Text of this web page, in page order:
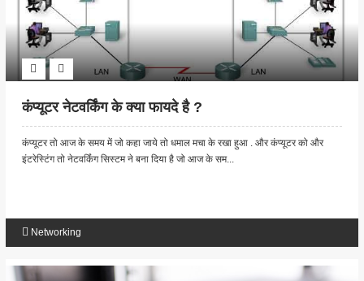
कंप्यूटर नेटवर्किंग के क्या फायदे है ?
कंप्यूटर तो आज के समय में जो कहा जाये तो धमाल मचा के रखा हुआ . और कंप्यूटर को और
इंटरेस्टिंग तो नेटवर्किंग सिस्टम ने बना दिया है जो आज के सम...
Networking